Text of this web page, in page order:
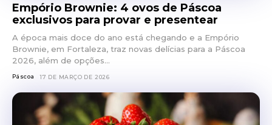
Empório Brownie: 4 ovos de Páscoa
exclusivos para provar e presentear
A época mais doce do ano está chegando e a Empório
Brownie, em Fortaleza, traz novas delícias para a Páscoa
2026, além de opções...
Páscoa 17 DE MARÇO DE 2026